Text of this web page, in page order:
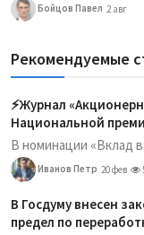
Бойцов Павел 2 авг
Рекомендуемые
⚡️Журнал
Национальной
В номинации «Вклад
Иванов Петр 20 фев
В Госдуму внесен
предел по